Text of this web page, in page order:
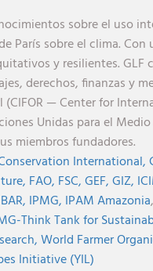
sobre el uso
París sobre el clima.
y resilientes. GLF
derechos, finanzas y
— Center for
Unidas para el
miembros fundadores.
International,
FAO, FSC,GEF,GIZ,
IPMG, IPAM Amazonia,
Think Tank for
World Farmer
Initiative (YIL)